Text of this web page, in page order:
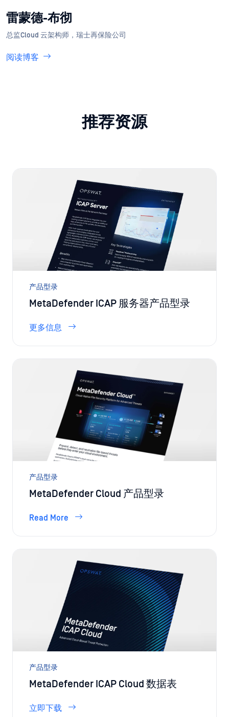
雷蒙德-布彻
总监Cloud 云架构师，瑞士再保险公司
阅读博客
推荐资源
产品型录
MetaDefender ICAP 服务器产品型录
更多信息
产品型录
MetaDefender Cloud 产品型录
Read More
产品型录
MetaDefender ICAP Cloud 数据表
立即下载